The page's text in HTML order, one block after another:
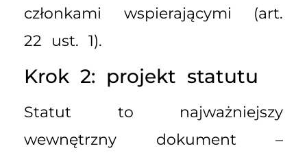
członkami wspierającymi (art.
22 ust. 1).
Krok 2: projekt statutu
Statut to najważniejszy
wewnętrzny dokument –